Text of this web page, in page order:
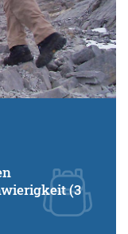
(3